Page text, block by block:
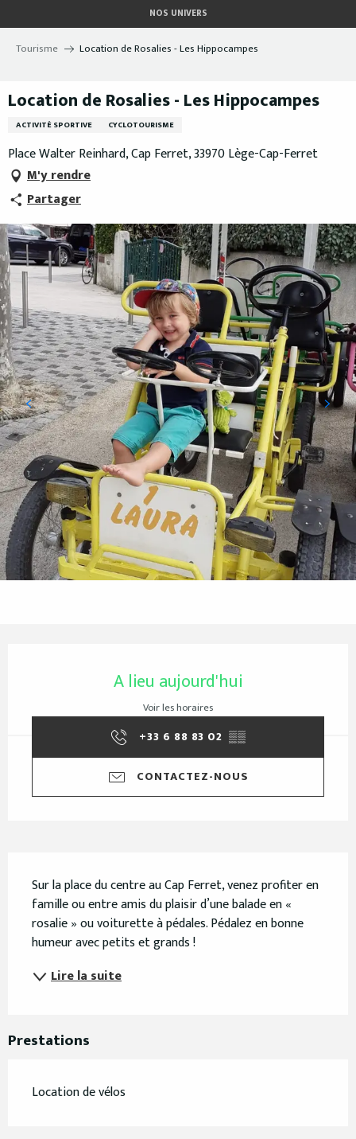
au
contenu
NOS UNIVERS
Tourisme Location de Rosalies - Les Hippocampes
Location de Rosalies - Les Hippocampes
ACTIVITÉ SPORTIVE CYCLOTOURISME
Place Walter Reinhard, Cap Ferret, 33970 Lège-Cap-Ferret
M'y rendre
Partager
A lieu aujourd'hui
Voir les horaires
+33 6 88 83 02 ▒▒
CONTACTEZ-NOUS
Sur la place du centre au Cap Ferret, venez profiter en
famille ou entre amis du plaisir d’une balade en «
rosalie » ou voiturette à pédales. Pédalez en bonne
humeur avec petits et grands !
Lire la suite
Prestations
Location de vélos